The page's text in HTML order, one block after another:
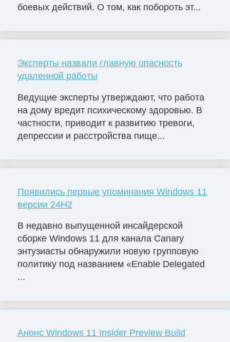
боевых действий. О том, как побороть эт...
Эксперты назвали главную опасность
удаленной работы
Ведущие эксперты утверждают, что работа
на дому вредит психическому здоровью. В
частности, приводит к развитию тревоги,
депрессии и расстройства пище...
Появились первые упоминания Windows 11
версии 24H2
В недавно выпущенной инсайдерской
сборке Windows 11 для канала Canary
энтузиасты обнаружили новую групповую
политику под названием «Enable Delegated
...
Анонс Windows 11 Insider Preview Build